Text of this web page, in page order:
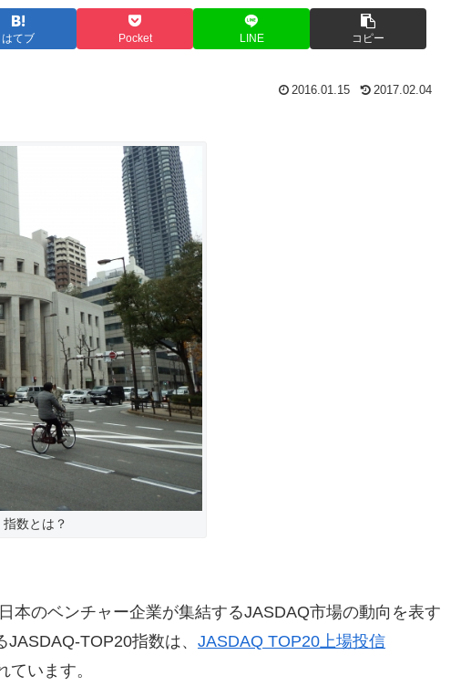
はてブ Pocket LINE コピー
2016.01.15 2017.02.04
数とは？
本のベンチャー企業が集結するJASDAQ市場の動向を表す
TOP20指数は、 JASDAQ TOP20上場投信
います。